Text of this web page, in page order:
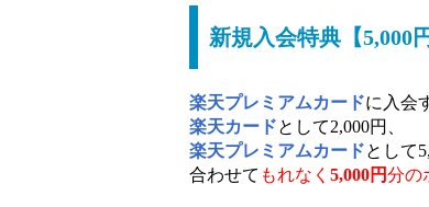
新規入会特典【5,000
楽天プレミアムカードに入会
楽天カードとして2,000円、
楽天プレミアムカードとして
合わせて もれなく 5,000円分の